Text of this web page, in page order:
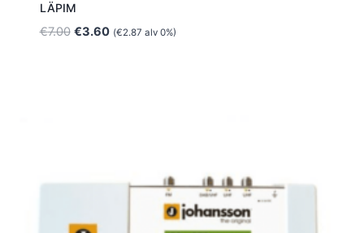
LÄPIM
€7.00 Alkuperäinen
€3.60Nykyinen
(€2.87 alv 0%)